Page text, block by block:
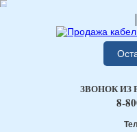
ЗВОНОК ИЗ
8-